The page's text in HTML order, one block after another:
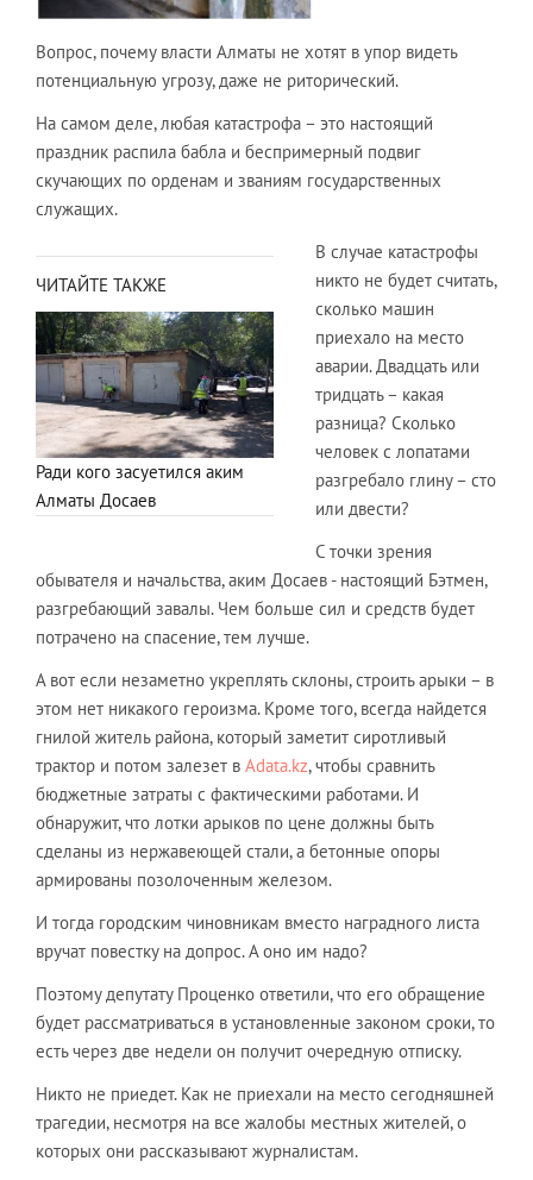
Вопрос, почему власти Алматы не хотят в упор видеть
потенциальную угрозу, даже не риторический.
На самом деле, любая катастрофа – это настоящий
праздник распила бабла и беспримерный подвиг
скучающих по орденам и званиям государственных
служащих.
ЧИТАЙТЕ ТАКЖЕ
Ради кого засуетился аким
Алматы Досаев
В случае катастрофы
никто не будет считать,
сколько машин
приехало на место
аварии. Двадцать или
тридцать – какая
разница? Сколько
человек с лопатами
разгребало глину – сто
или двести?
С точки зрения
обывателя и начальства, аким Досаев - настоящий Бэтмен,
разгребающий завалы. Чем больше сил и средств будет
потрачено на спасение, тем лучше.
А вот если незаметно укреплять склоны, строить арыки – в
этом нет никакого героизма. Кроме того, всегда найдется
гнилой житель района, который заметит сиротливый
трактор и потом залезет в Adata.kz, чтобы сравнить
бюджетные затраты с фактическими работами. И
обнаружит, что лотки арыков по цене должны быть
сделаны из нержавеющей стали, а бетонные опоры
армированы позолоченным железом.
И тогда городским чиновникам вместо наградного листа
вручат повестку на допрос. А оно им надо?
Поэтому депутату Проценко ответили, что его обращение
будет рассматриваться в установленные законом сроки, то
есть через две недели он получит очередную отписку.
Никто не приедет. Как не приехали на место сегодняшней
трагедии, несмотря на все жалобы местных жителей, о
которых они рассказывают журналистам.